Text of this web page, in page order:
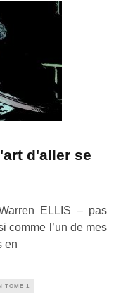
d'aller se
ELLIS – pas
comme l’un de mes
en
TOME 1